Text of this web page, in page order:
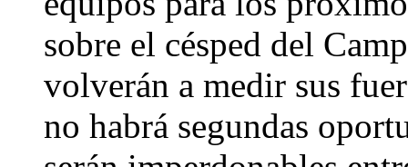
sobre el césped del
volverán a medir sus
no habrá segundas